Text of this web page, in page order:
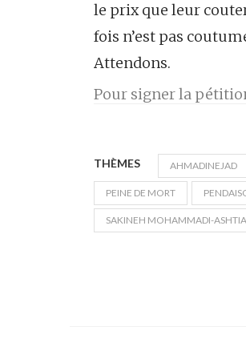
le prix que leur
fois n’est pas
Attendons.
Pour signer la
THÈMES AHMADINEJAD
PEINE DE MORT
SAKINEH MOHAMMADI-